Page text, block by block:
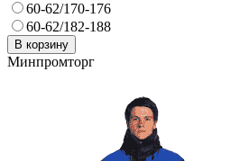
60-62/170-176
60-62/182-188
В корзину
Минпромторг